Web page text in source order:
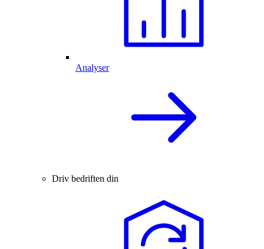
Analyser
Driv bedriften din